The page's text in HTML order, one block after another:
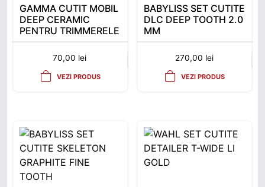
GAMMA CUTIT MOBIL
DEEP CERAMIC
PENTRU TRIMMERELE
GAMMA SI
STYLECRAFT
70,00 lei
VEZI PRODUS
BABYLISS SET CUTITE
DLC DEEP TOOTH 2.0
MM
270,00 lei
VEZI PRODUS